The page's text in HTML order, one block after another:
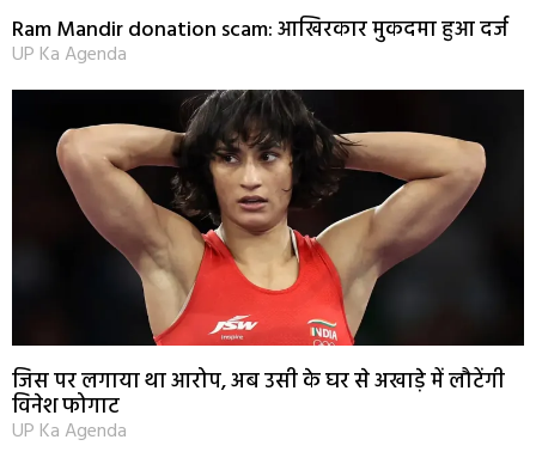
Ram Mandir donation scam: आखिरकार मुकदमा हुआ दर्ज
UP Ka Agenda
जिस पर लगाया था आरोप, अब उसी के घर से अखाड़े में लौटेंगी
विनेश फोगाट
UP Ka Agenda